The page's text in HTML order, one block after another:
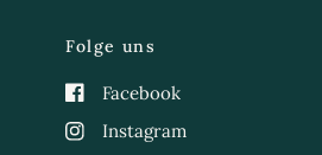
Folge uns
Facebook
Instagram